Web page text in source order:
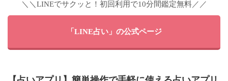
＼＼LINEでサクッと！初回利用で10分間鑑定無料／／
「LINE占い」の公式ページ